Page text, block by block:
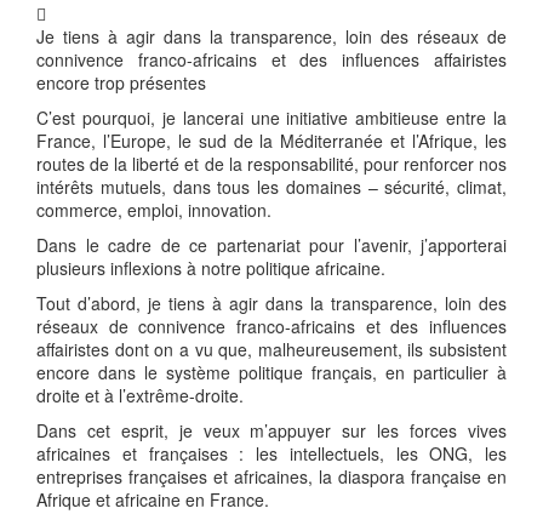

Je tiens à agir dans la transparence, loin des réseaux de
connivence franco-africains et des influences affairistes
encore trop présentes
C’est pourquoi, je lancerai une initiative ambitieuse entre la
France, l’Europe, le sud de la Méditerranée et l’Afrique, les
routes de la liberté et de la responsabilité, pour renforcer nos
intérêts mutuels, dans tous les domaines – sécurité, climat,
commerce, emploi, innovation.
Dans le cadre de ce partenariat pour l’avenir, j’apporterai
plusieurs inflexions à notre politique africaine.
Tout d’abord, je tiens à agir dans la transparence, loin des
réseaux de connivence franco-africains et des influences
affairistes dont on a vu que, malheureusement, ils subsistent
encore dans le système politique français, en particulier à
droite et à l’extrême-droite.
Dans cet esprit, je veux m’appuyer sur les forces vives
africaines et françaises : les intellectuels, les ONG, les
entreprises françaises et africaines, la diaspora française en
Afrique et africaine en France.